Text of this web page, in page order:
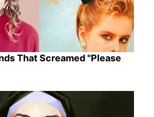
That Screamed "Please